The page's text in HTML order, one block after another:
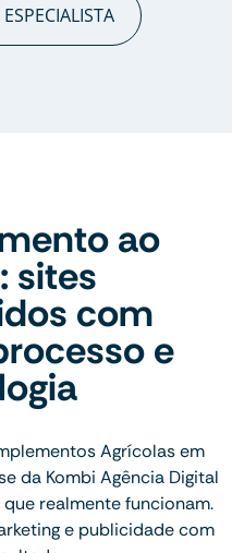
ao
sites
com
e
Agrícolas em
da Kombi Agência Digital
realmente funcionam.
e publicidade com